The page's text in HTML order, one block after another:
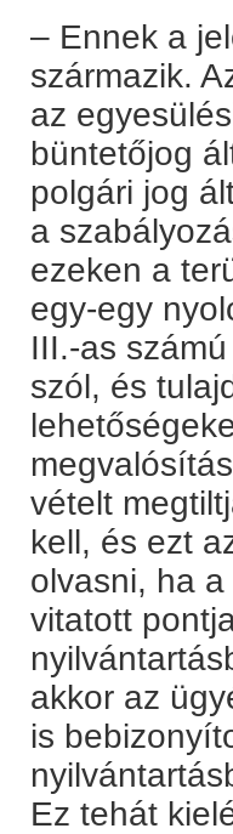
– Ennek a
származik.
az
büntetőjog
polgári jog
a
ezeken a
egy-egy
III.-as
szól, és
vételt
kell, és ezt
olvasni, ha
vitatott
akkor az
is
Ez tehát